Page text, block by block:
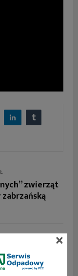
zwierząt
klubu za
w rękach
×